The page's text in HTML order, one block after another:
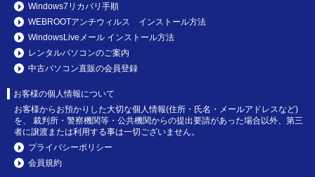
Windows7リカバリ手順
WEBROOTアンチウィルス インストール方法
WindowsLiveメール インストール方法
レンタルパソコンのご案内
中古パソコン直販の会員登録
お客様の個人情報について
お客様からお預かりした大切な個人情報(住所・氏名・メールアドレスなど)
を、 裁判所・警察機関等・公共機関からの提出要請があった場合以外、第三
者に譲渡または利用する事は一切ございません。
プライバシーポリシー
会員規約